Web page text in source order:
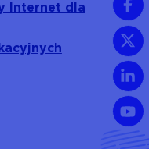
Internet dla